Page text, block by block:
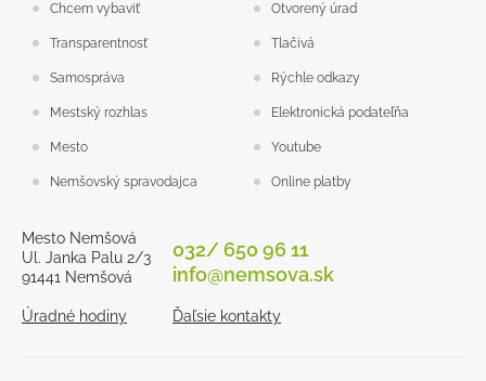
Chcem vybaviť Otvorený úrad
Transparentnosť Tlačivá
Samospráva Rýchle odkazy
Mestský rozhlas Elektronická podateľňa
Mesto Youtube
Nemšovský spravodajca Online platby
Mesto Nemšová
Ul. Janka Palu 2/3
91441 Nemšová
Úradné hodiny
032/ 650 96 11
info@nemsova.sk
Ďaľsie kontakty